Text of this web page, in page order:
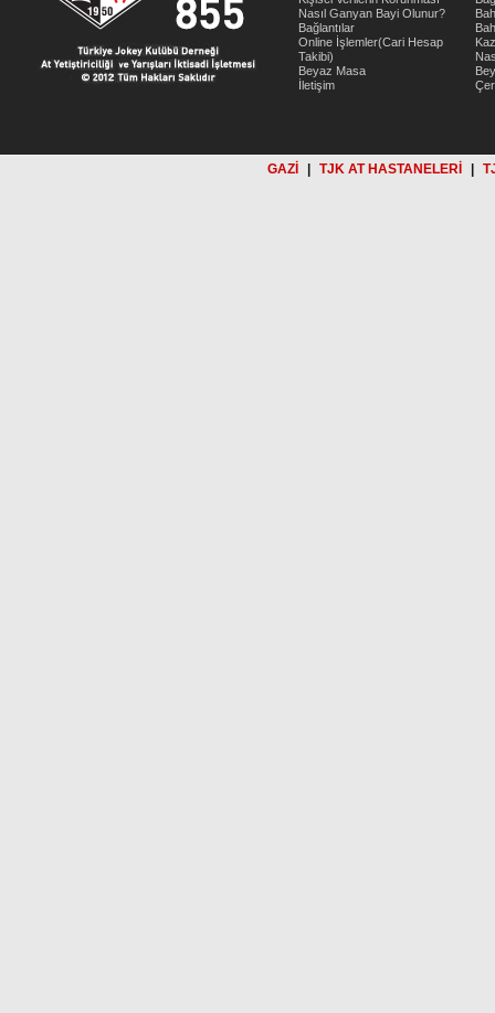
Nasıl Ganyan Bayi Olunur?
Bağlantılar
Online İşlemler(Cari Hesap
Takibi)
Beyaz Masa
İletişim
GAZİ TJK AT HASTANELERİ